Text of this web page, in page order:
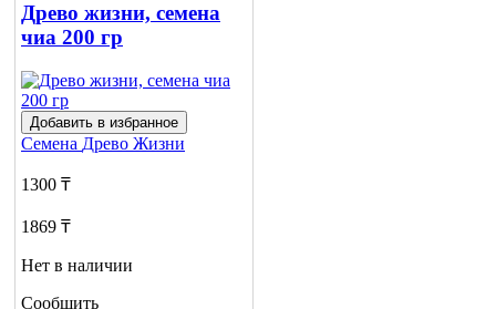
Древо жизни, семена
чиа 200 гр
Добавить в избранное
Семена Древо Жизни
1300 ₸
1869 ₸
Нет в наличии
Сообщить